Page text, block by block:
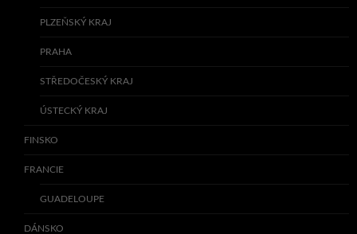
PLZEŇSKÝ KRAJ
PRAHA
STŘEDOČESKÝ KRAJ
ÚSTECKÝ KRAJ
FINSKO
FRANCIE
GUADELOUPE
DÁNSKO